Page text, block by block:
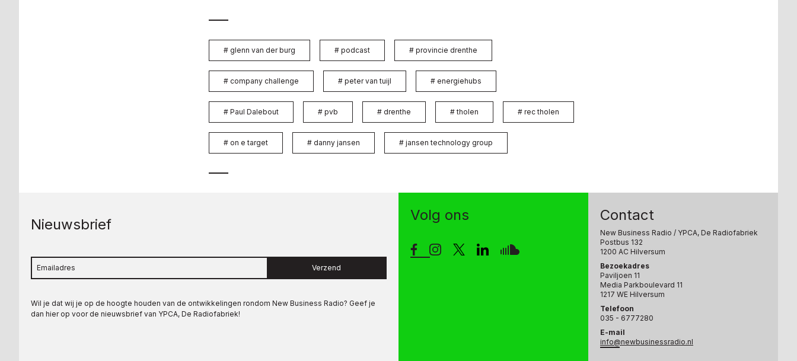
# glenn van der burg # podcast # provincie drenthe
# company challenge # peter van tuijl # energiehubs
# Paul Dalebout # pvb # drenthe #tholen # rec tholen
# on e target # danny jansen # jansen technology group
Nieuwsbrief
Verzend
Wil je dat wij je op de hoogte houden van de ontwikkelingen rondom New Business Radio? Geef je
dan hier op voor de nieuwsbrief van YPCA, De Radiofabriek!
Volg ons Contact
New Business Radio / YPCA, De Radiofabriek
Postbus 132
1200 AC Hilversum
Bezoekadres
Paviljoen 11
Media Parkboulevard 11
1217 WE Hilversum
Telefoon
035 - 6777280
E-mail
info@newbusinessradio.nl